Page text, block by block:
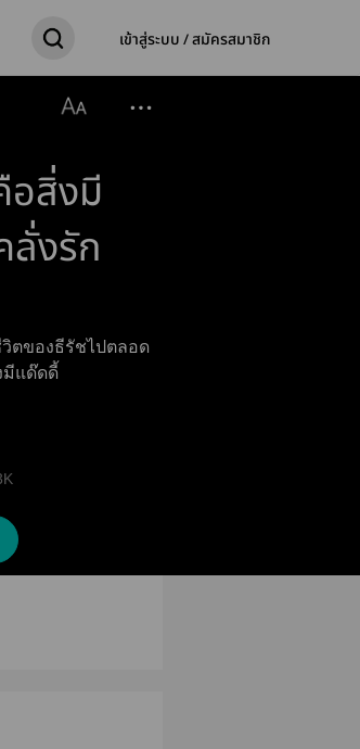
เข้าสู่ระบบ / สมัครสมาชิก
สิ่งมี
ลั่งรัก
ตของธีรัชไปตลอด
มีแด๊ดดี้